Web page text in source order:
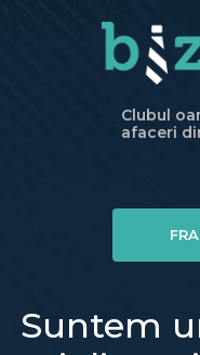
Clubul
afaceri
Suntem